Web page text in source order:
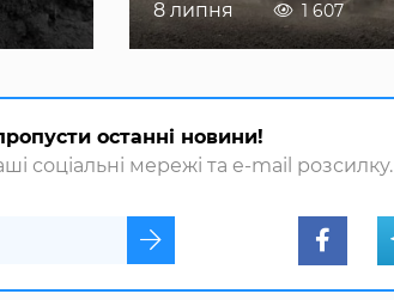
8 липня 1 607
останні новини!
соціальні мережі та e-mail розсилку.